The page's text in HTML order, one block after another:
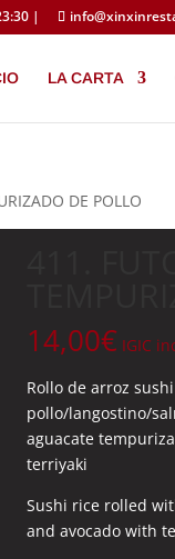
|
LA CARTA
DE POLLO
14,00€ IGIC
Rollo de arroz
pollo/langostino/
aguacate
terriyaki
Sushi rice rolled
and avocado with